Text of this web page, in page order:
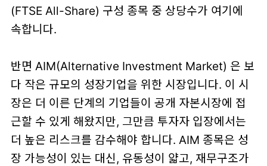
(FTSE All-Share) 구성 종목 중 상당수가 여기에
속합니다.
반면 AIM(Alternative Investment Market) 은 보
다 작은 규모의 성장기업을 위한 시장입니다. 이 시
장은 더 이른 단계의 기업들이 공개 자본시장에 접
근할 수 있게 해왔지만, 그만큼 투자자 입장에서는
더 높은 리스크를 감수해야 합니다. AIM 종목은 성
장 가능성이 있는 대신, 유동성이 얇고, 재무구조가